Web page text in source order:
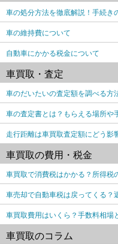
車の処分方法を徹底解説！手続き
車の維持費について
自動車にかかる税金について
車買取・査定
車のだいたいの査定額を調べる方
車の査定書とは？もらえる場所や
走行距離は車買取査定額にどう影
車買取の費用・税金
車買取で消費税はかかる？所得税
車売却で自動車税は戻ってくる？
車買取費用はいくら？手数料相場
車買取のコラム